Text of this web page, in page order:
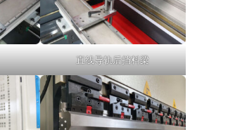
直线导轨后挡料梁